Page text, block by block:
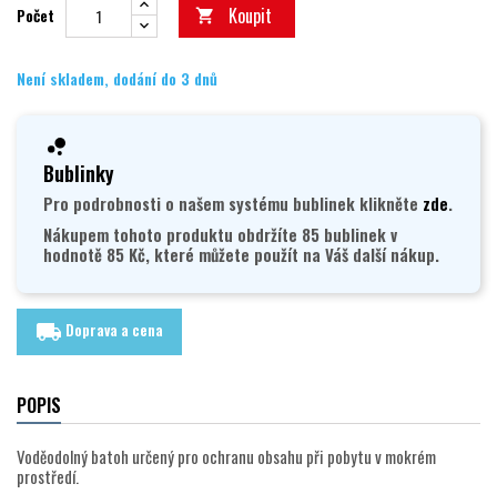
Počet  Koupit
Není skladem, dodání do 3 dnů
Bublinky
Pro podrobnosti o našem systému bublinek klikněte zde.
Nákupem tohoto produktu obdržíte 85 bublinek v
hodnotě 85 Kč, které můžete použít na Váš další nákup.
local_shipping Doprava a cena
POPIS
Voděodolný batoh určený pro ochranu obsahu při pobytu v mokrém
prostředí.